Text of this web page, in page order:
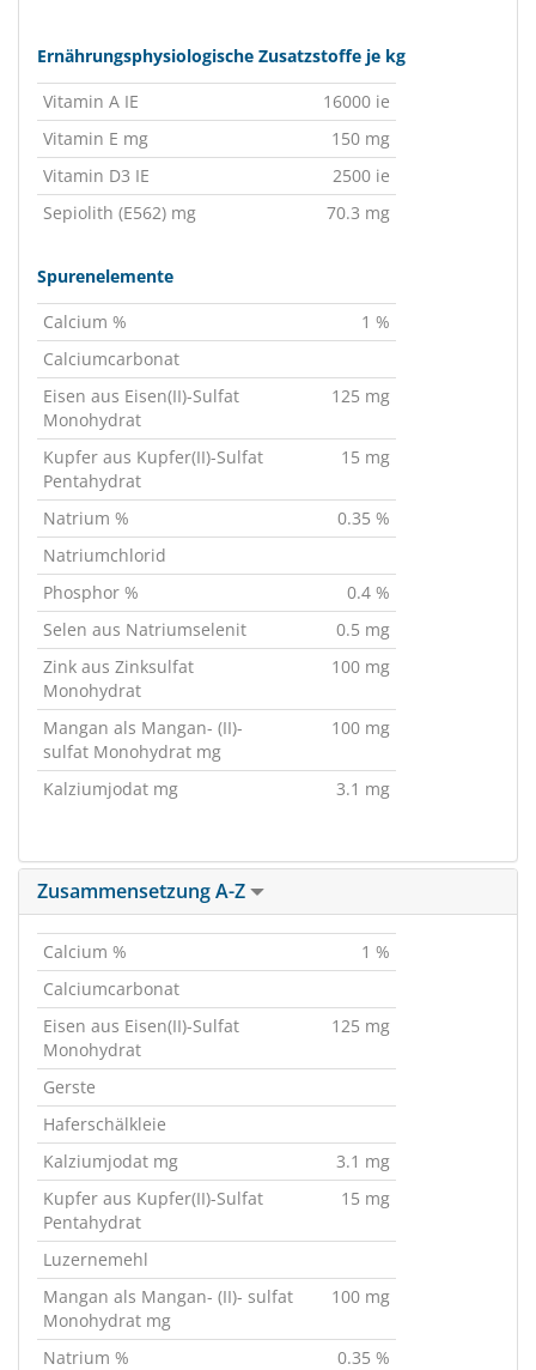
Ernährungsphysiologische Zusatzstoffe je kg
Vitamin A IE
16000 ie
Vitamin E mg
150 mg
Vitamin D3 IE
2500 ie
Sepiolith (E562) mg
70.3 mg
Spurenelemente
Calcium %
1 %
Calciumcarbonat
Eisen aus Eisen(II)-Sulfat
Monohydrat
125 mg
Kupfer aus Kupfer(II)-Sulfat
Pentahydrat
15 mg
Natrium %
0.35 %
Natriumchlorid
Phosphor %
0.4 %
Selen aus Natriumselenit
0.5 mg
Zink aus Zinksulfat
Monohydrat
100 mg
Mangan als Mangan- (II)-
sulfat Monohydrat mg
100 mg
Kalziumjodat mg 3.1 mg
Zusammensetzung A-Z
Calcium %
1 %
Calciumcarbonat
Eisen aus Eisen(II)-Sulfat
Monohydrat
125 mg
Gerste
Haferschälkleie
Kalziumjodat mg
3.1 mg
Kupfer aus Kupfer(II)-Sulfat
Pentahydrat
15 mg
Luzernemehl
Mangan als Mangan- (II)- sulfat
Monohydrat mg
100 mg
Natrium %
0.35 %